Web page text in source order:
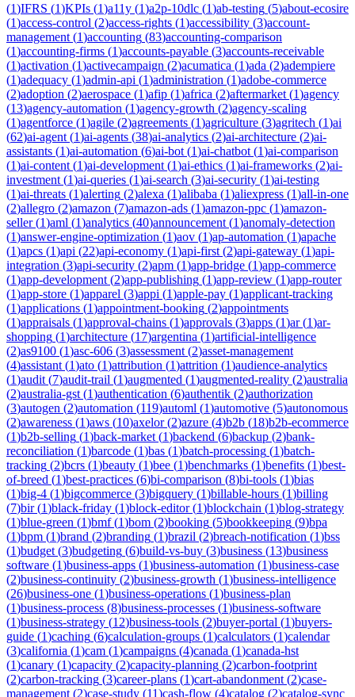
(1)IFRS (1)KPIs (1)a11y (1)a2p-10dlc (1)ab-testing (5)about-ecosire
(1)access-control (2)access-rights (1)accessibility (3)account-
management (1)accounting (83)accounting-comparison
(1)accounting-firms (1)accounts-payable (3)accounts-receivable
(1)activation (1)activecampaign (2)acumatica (1)ada (2)adempiere
(1)adequacy (1)admin-api (1)administration (1)adobe-commerce
(2)adoption (2)aerospace (1)afip (1)africa (2)aftermarket (1)agency
(13)agency-automation (1)agency-growth (2)agency-scaling
(1)agentforce (1)agile (2)agreements (1)agriculture (3)agritech (1)ai
(62)ai-agent (1)ai-agents (38)ai-analytics (2)ai-architecture (2)ai-
assistants (1)ai-automation (6)ai-bot (1)ai-chatbot (1)ai-comparison
(1)ai-content (1)ai-development (1)ai-ethics (1)ai-frameworks (2)ai-
investment (1)ai-queries (1)ai-search (3)ai-security (1)ai-testing
(1)ai-threats (1)alerting (2)alexa (1)alibaba (1)aliexpress (1)all-in-one
(2)allegro (2)amazon (7)amazon-ads (1)amazon-ppc (1)amazon-
seller(1)aml (1)analytics (40)announcement (1)anomaly-detection
(1)answer-engine-optimization (1)aov (1)ap-automation (1)apache
(1)apcs (1)api (22)api-economy (1)api-first (2)api-gateway (1)api-
integration (3)api-security (2)apm (1)app-bridge (1)app-commerce
(1)app-development (2)app-publishing (1)app-review (1)app-router
(1)app-store (1)apparel (3)appi (1)apple-pay (1)applicant-tracking
(1)applications (1)appointment-booking (2)appointments
(1)appraisals (1)approval-chains (1)approvals (3)apps (1)ar(1)ar-
shopping (1)architecture (17)argentina (1)artificial-intelligence
(2)as9100 (1)asc-606 (3)assessment (2)asset-management
(4)assistant (1)ato (1)attribution (1)attrition (1)audience-analytics
(1)audit (7)audit-trail (1)augmented (1)augmented-reality (2)australia
(2)australia-gst (1)authentication (6)authentik (2)authorization
(3)autogen (2)automation (119)automl (1)automotive (5)autonomous
(2)awareness (1)aws (10)axelor(2)azure (4)b2b (18)b2b-ecommerce
(1)b2b-selling (1)back-market (1)backend (6)backup (2)bank-
reconciliation (1)barcode (1)bas (1)batch-processing (1)batch-
tracking (2)bcrs (1)beauty (1)bee (1)benchmarks (1)benefits (1)best-
of-breed (1)best-practices (6)bi-comparison (8)bi-tools (1)bias
(1)big-4 (1)bigcommerce (3)bigquery (1)billable-hours (1)billing
(7)bir(1)black-friday (1)block-editor(1)blockchain (1)blog-strategy
(1)blue-green (1)bmf(1)bom (2)booking (5)bookkeeping (9)bpa
(1)bpm (1)brand (2)branding (1)brazil (2)breach-notification (1)bss
(1)budget (3)budgeting (6)build-vs-buy (3)business (13)business
software (1)business-apps (1)business-automation (1)business-case
(2)business-continuity (2)business-growth (1)business-intelligence
(26)business-one (1)business-operations (1)business-plan
(1)business-process (8)business-processes (1)business-software
(1)business-strategy (12)business-tools (2)buyer-portal (1)buyers-
guide (1)caching (6)calculation-groups (1)calculators (1)calendar
(3)california (1)cam (1)campaigns (4)canada (1)canada-hst
(1)canary (1)capacity (2)capacity-planning (2)carbon-footprint
(2)carbon-tracking (3)career-plans (1)cart-abandonment (2)case-
management (2)case-study (11)cash-flow (4)catalog (2)catalog-sync